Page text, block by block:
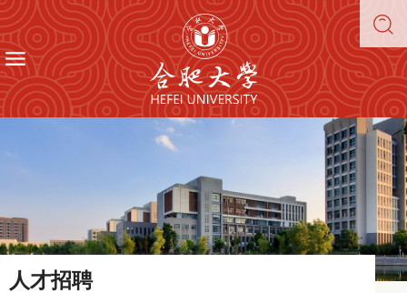
人才招聘